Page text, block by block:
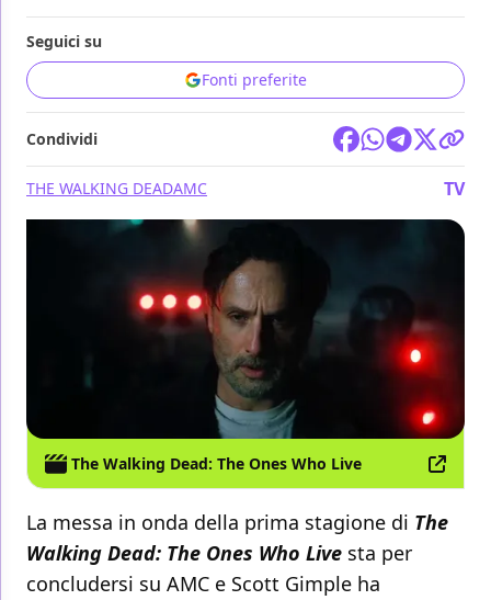
Seguici su
Fonti preferite
Condividi
THE WALKING DEADAMC TV
The Walking Dead: The Ones Who Live
La messa in onda della prima stagione di The
Walking Dead: The Ones Who Live sta per
concludersi su AMC e Scott Gimple ha